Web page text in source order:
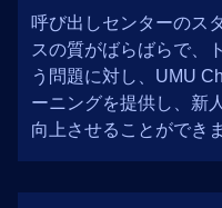
呼び出しセンターのス
スの質がばらばらで、
う問題に対し、UMU
ーニングを提供し、新
向上させることができ